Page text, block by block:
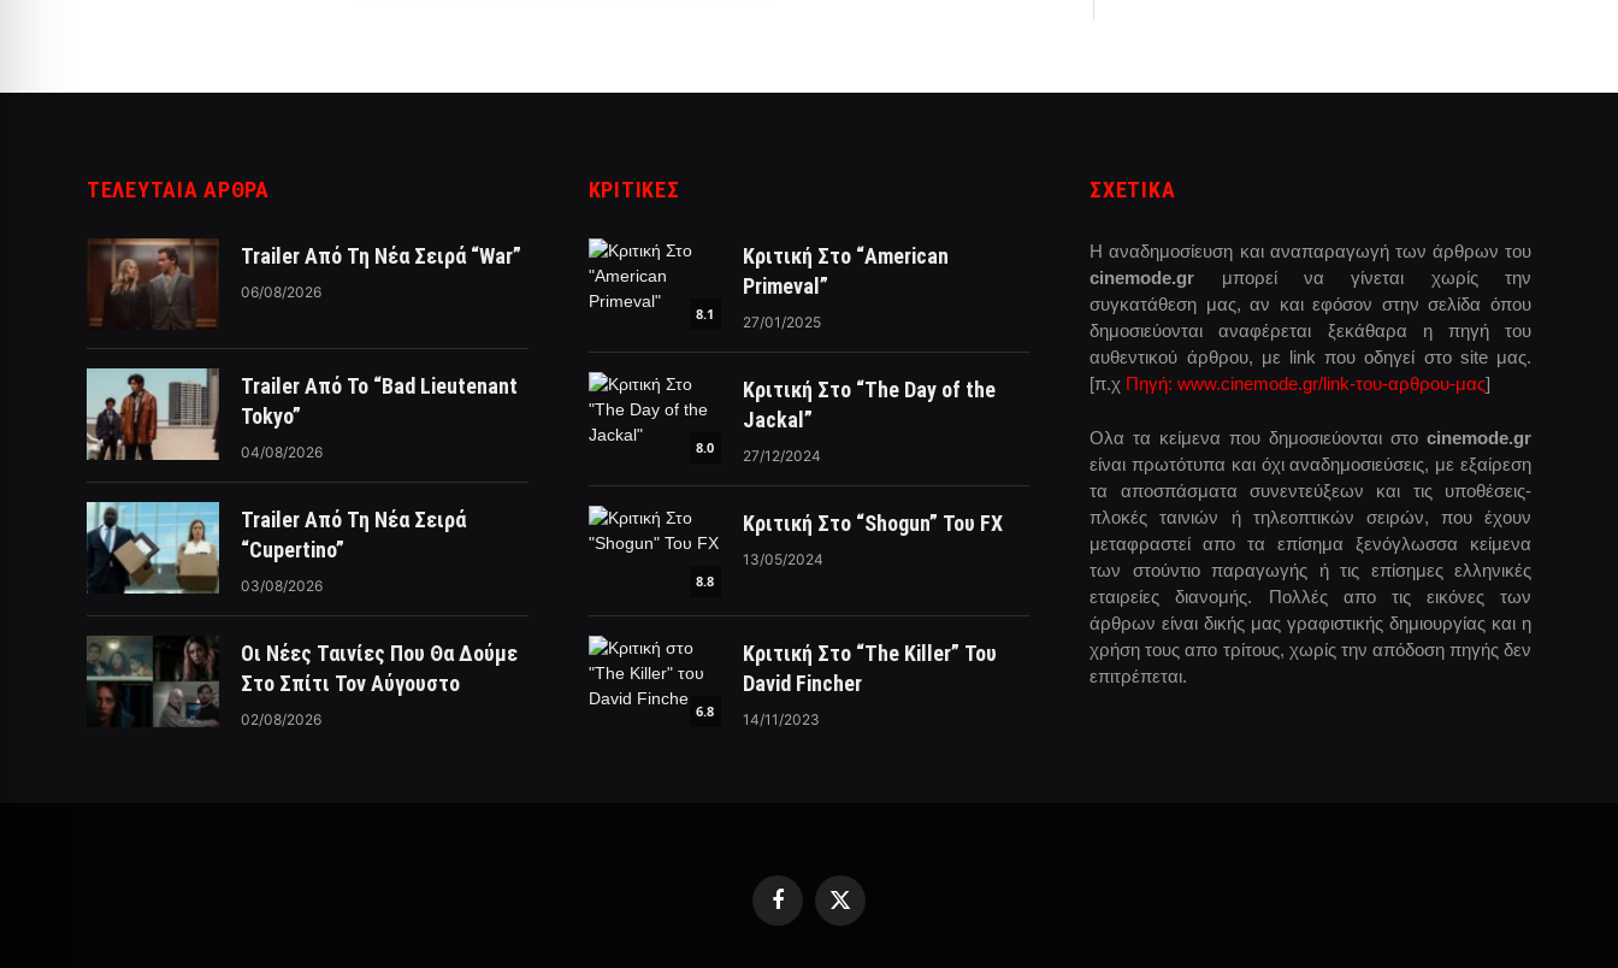
ΤΕΛΕΥΤΑΙΑ ΑΡΘΡΑ
Trailer Από Τη Νέα Σειρά “War”
06/08/2026
Trailer Από Το “Bad Lieutenant
Tokyo”
04/08/2026
Trailer Από Τη Νέα Σειρά
“Cupertino”
03/08/2026
Οι Νέες Ταινίες Που Θα Δούμε
Στο Σπίτι Τον Αύγουστο
02/08/2026
ΚΡΙΤΙΚΈΣ
8.1
Κριτική Στο “American
Primeval”
27/01/2025
8.0
Κριτική Στο “The Day of the
Jackal”
27/12/2024
8.8
Κριτική Στο “Shogun” Του FX
13/05/2024
6.8
Κριτική Στο “The Killer” Του
David Fincher
14/11/2023
ΣΧΕΤΙΚΑ
Η αναδημοσίευση και αναπαραγωγή των άρθρων του
cinemode.gr μπορεί να γίνεται χωρίς την
συγκατάθεση μας, αν και εφόσον στην σελίδα όπου
δημοσιεύονται αναφέρεται ξεκάθαρα η πηγή του
αυθεντικού άρθρου, με link που οδηγεί στο site μας.
[π.χ Πηγή: www.cinemode.gr/link-του-αρθρου-μας]
Ολα τα κείμενα που δημοσιεύονται στο cinemode.gr
είναι πρωτότυπα και όχι αναδημοσιεύσεις, με εξαίρεση
τα αποσπάσματα συνεντεύξεων και τις υποθέσεις-
πλοκές ταινιών ή τηλεοπτικών σειρών, που έχουν
μεταφραστεί απο τα επίσημα ξενόγλωσσα κείμενα
των στούντιο παραγωγής ή τις επίσημες ελληνικές
εταιρείες διανομής. Πολλές απο τις εικόνες των
άρθρων είναι δικής μας γραφιστικής δημιουργίας και η
χρήση τους απο τρίτους, χωρίς την απόδοση πηγής δεν
επιτρέπεται.
FacebookX